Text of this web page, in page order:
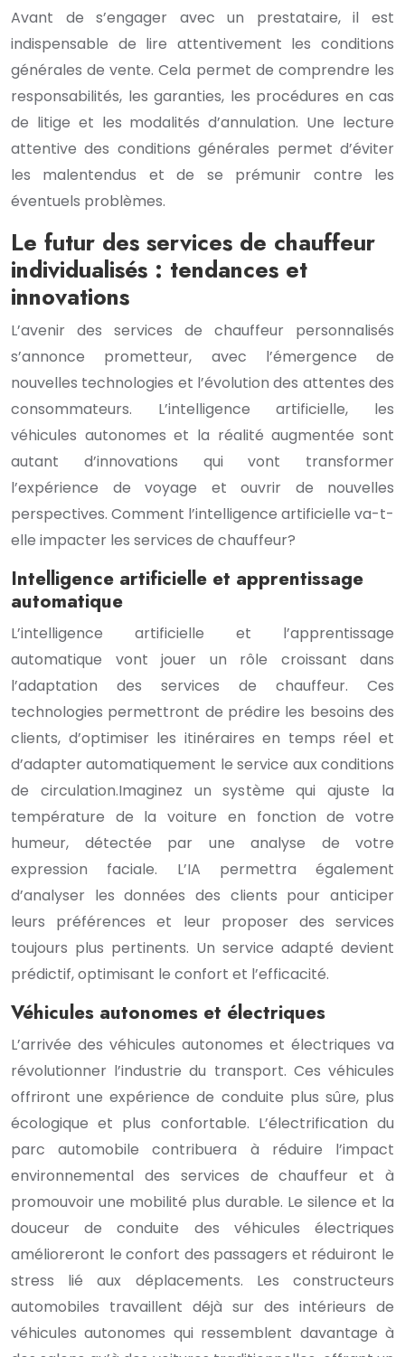
Avant de s’engager avec un prestataire, il est
indispensable de lire attentivement les conditions
générales de vente. Cela permet de comprendre les
responsabilités, les garanties, les procédures en cas
de litige et les modalités d’annulation. Une lecture
attentive des conditions générales permet d’éviter
les malentendus et de se prémunir contre les
éventuels problèmes.
Le futur des services de chauffeur
individualisés : tendances et
innovations
L’avenir des services de chauffeur personnalisés
s’annonce prometteur, avec l’émergence de
nouvelles technologies et l’évolution des attentes des
consommateurs. L’intelligence artificielle, les
véhicules autonomes et la réalité augmentée sont
autant d’innovations qui vont transformer
l’expérience de voyage et ouvrir de nouvelles
perspectives. Comment l’intelligence artificielle va-t-
elle impacter les services de chauffeur?
Intelligence artificielle et apprentissage
automatique
L’intelligence artificielle et l’apprentissage
automatique vont jouer un rôle croissant dans
l’adaptation des services de chauffeur. Ces
technologies permettront de prédire les besoins des
clients, d’optimiser les itinéraires en temps réel et
d’adapter automatiquement le service aux conditions
de circulation.Imaginez un système qui ajuste la
température de la voiture en fonction de votre
humeur, détectée par une analyse de votre
expression faciale. L’IA permettra également
d’analyser les données des clients pour anticiper
leurs préférences et leur proposer des services
toujours plus pertinents. Un service adapté devient
prédictif, optimisant le confort et l’efficacité.
Véhicules autonomes et électriques
L’arrivée des véhicules autonomes et électriques va
révolutionner l’industrie du transport. Ces véhicules
offriront une expérience de conduite plus sûre, plus
écologique et plus confortable. L’électrification du
parc automobile contribuera à réduire l’impact
environnemental des services de chauffeur et à
promouvoir une mobilité plus durable. Le silence et la
douceur de conduite des véhicules électriques
amélioreront le confort des passagers et réduiront le
stress lié aux déplacements. Les constructeurs
automobiles travaillent déjà sur des intérieurs de
véhicules autonomes qui ressemblent davantage à